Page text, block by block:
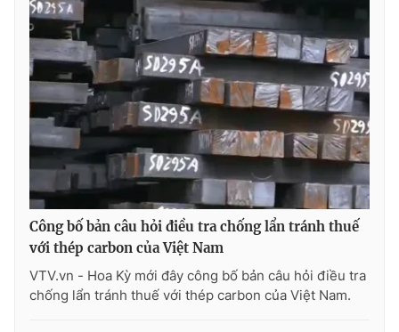
THỜI BÁO VTV
Theo dõi báo trên
Cơ quan chủ quản:Đài Truyền hình Việt Nam
Cơ quan báo chí:Thời báo VTV
Giấy phép hoạt động báo in và báo điện tử số 483/GP-BTTTT
cấp ngày 29/12/2023
Công bố bản câu hỏi điều tra chống lẩn tránh thuế
với thép carbon của Việt Nam
VTV.vn - Hoa Kỳ mới đây công bố bản câu hỏi điều tra
chống lẩn tránh thuế với thép carbon của Việt Nam.